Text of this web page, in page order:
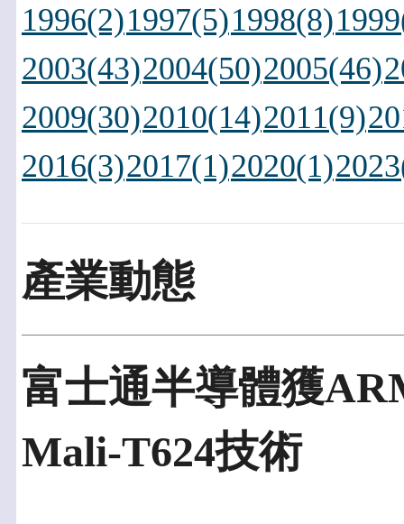
1996(2)1997(5)1998(8)
2003(43)2004(50)2005(46)
2009(30)2010(14)2011(9)
2016(3)2017(1)2020(1)
產業動態
富士通半導體獲
Mali-T624技術